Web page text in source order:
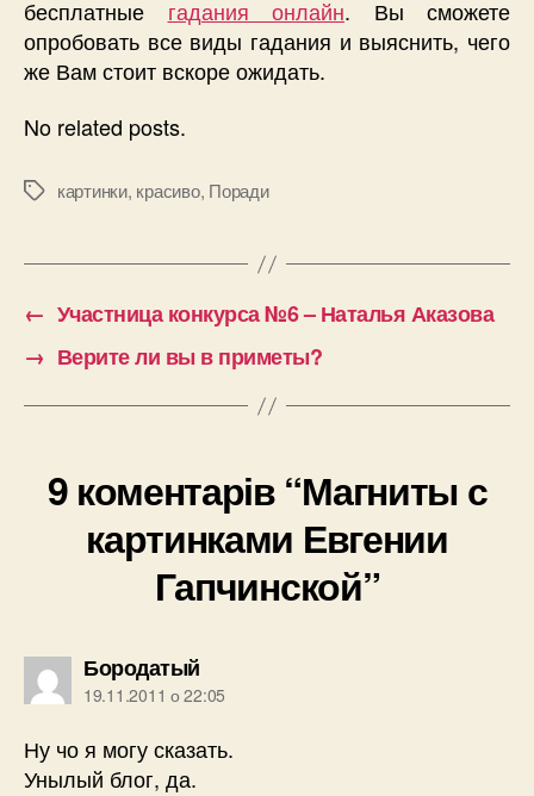
бесплатные гадания онлайн. Вы сможете
опробовать все виды гадания и выяснить, чего
же Вам стоит вскоре ожидать.
No related posts.
Позначки
картинки, красиво, Поради
← Участница конкурса №6 – Наталья Аказова
→ Верите ли вы в приметы?
9 коментарів “Магниты с
картинками Евгении
Гапчинской”
Бородатыйговорить:
19.11.2011 о 22:05
Ну чо я могу сказать.
Унылый блог, да.